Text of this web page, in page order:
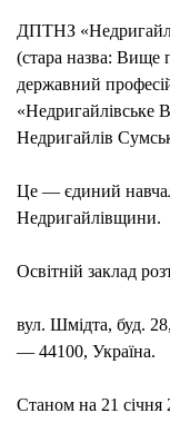
ДПТНЗ
(стара назва:
державний
«Недригайлівське
Недригайлів
Це — єдиний
Недригайлівщини.
Освітній заклад
вул. Шмідта, буд.
— 44100, Україна.
Станом на 21